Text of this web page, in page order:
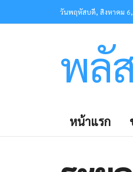
วันพฤหัสบดี, สิงหาคม
พลั
หน้าแรก